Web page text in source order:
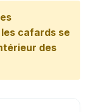
cafards se
des